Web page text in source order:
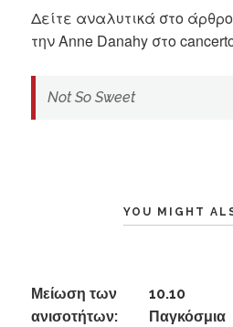
Δείτε αναλυτικά στο
την Anne Danahy στο
Not So Sweet
YOU MIGHT
Μείωση των
ανισοτήτων:
10.10
Παγκόσμια